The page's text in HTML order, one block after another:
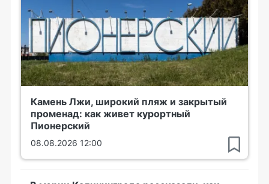
Камень Лжи, широкий пляж и закрытый
променад: как живет курортный
Пионерский
08.08.2026 12:00